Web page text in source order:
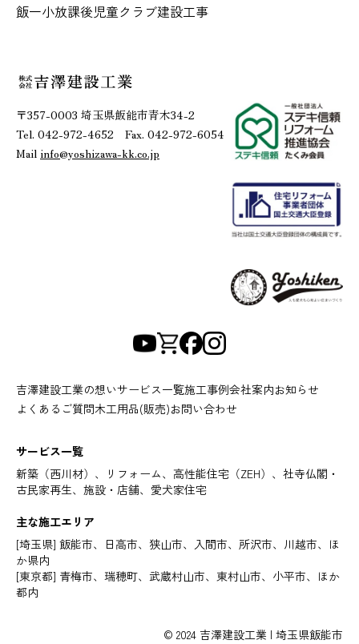
飯一小放課後児童クラブ建設工事
〒357-0003 埼玉県飯能市青木34-2
Tel. 042-972-4652 Fax. 042-972-6054
Mail info@yoshizawa-kk.co.jp
吉澤建設工業の想いサービス一覧施工事例会社案内お知らせ
よくあるご質問木工用品(販売)お問い合わせ
サービス一覧
新築（西川材）、リフォーム、高性能住宅（ZEH）、社寺仏閣・
古民家再生、施設・店舗、愛犬家住宅
主な施工エリア
[埼玉県] 飯能市、日高市、狭山市、入間市、所沢市、川越市、ほ
か県内
[東京都] 青梅市、瑞穂町、武蔵村山市、東村山市、小平市、ほか
都内
© 2024 吉澤建設工業 | 埼玉県飯能市